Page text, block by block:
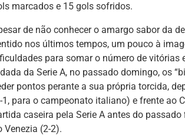
marcados e 15 gols sofridos.
de não conhecer o amargo sabor da
nos últimos tempos, um pouco à
para somar o número de
da Serie A, no passado domingo, os
pontos perante a sua própria torcida,
1, para o campeonato italiano) e frente ao
caseira pela Serie A antes do
Venezia (2-2).